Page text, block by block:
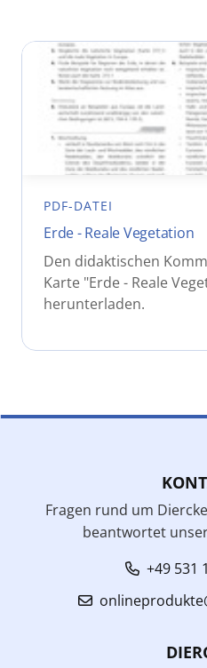
PDF-DATEI
Erde - Reale Vegetation
Den didaktischen
Karte "Erde - Reale
herunterladen.
Fragen rund um
beantwortet
+49 531